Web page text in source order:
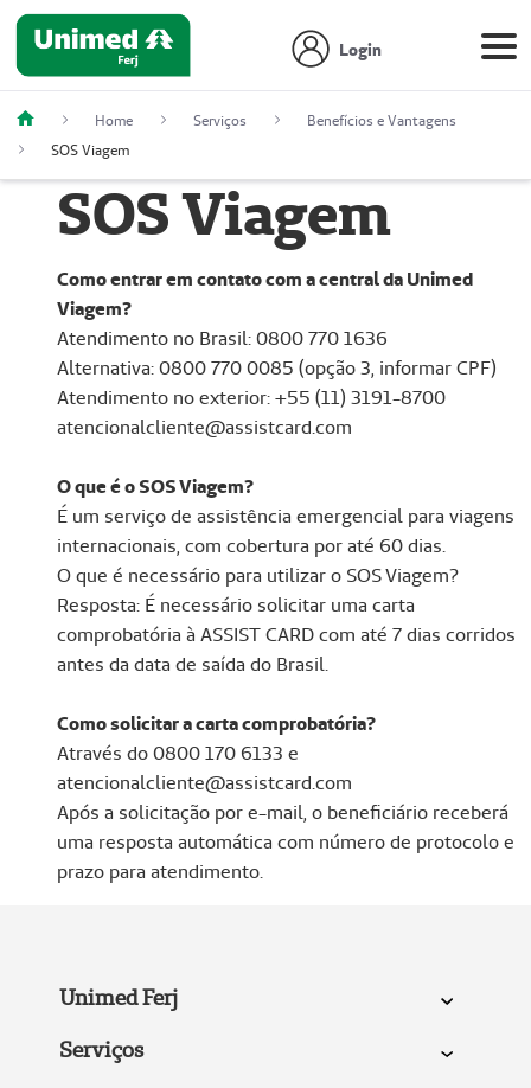
Login
Home Serviços
Benefícios e Vantagens
SOS Viagem
SOS Viagem
Como entrar em contato com a central da Unimed
Viagem?
Atendimento no Brasil: 0800 770 1636
Alternativa: 0800 770 0085 (opção 3, informar CPF)
Atendimento no exterior: +55 (11) 3191-8700
atencionalcliente@assistcard.com
O que é o SOS Viagem?
É um serviço de assistência emergencial para viagens
internacionais, com cobertura por até 60 dias.
O que é necessário para utilizar o SOS Viagem?
Resposta: É necessário solicitar uma carta
comprobatória à ASSIST CARD com até 7 dias corridos
antes da data de saída do Brasil.
Como solicitar a carta comprobatória?
Através do 0800 170 6133 e
atencionalcliente@assistcard.com
Após a solicitação por e-mail, o beneficiário receberá
uma resposta automática com número de protocolo e
prazo para atendimento.
Unimed Ferj
Serviços